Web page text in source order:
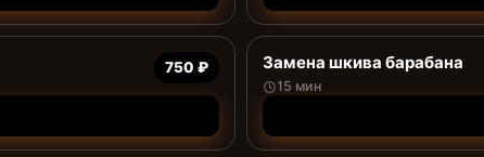
750 ₽ Замена шкива барабана
15 мин